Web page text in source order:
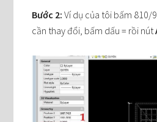
Bước 2:Ví dụ của tôi bấm 810/
cần thay đổi, bấm dấu = rồi nút